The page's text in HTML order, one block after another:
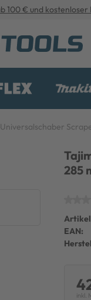
100 € und kostenloser
Universalschaber
285
EAN:
inkl.